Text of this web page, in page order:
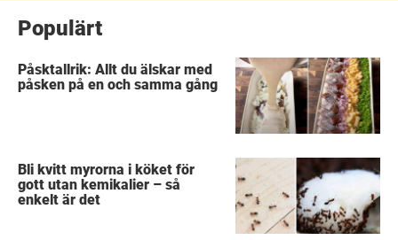
Populärt
Påsktallrik: Allt du älskar med
påsken på en och samma gång
Bli kvitt myrorna i köket för
gott utan kemikalier – så
enkelt är det